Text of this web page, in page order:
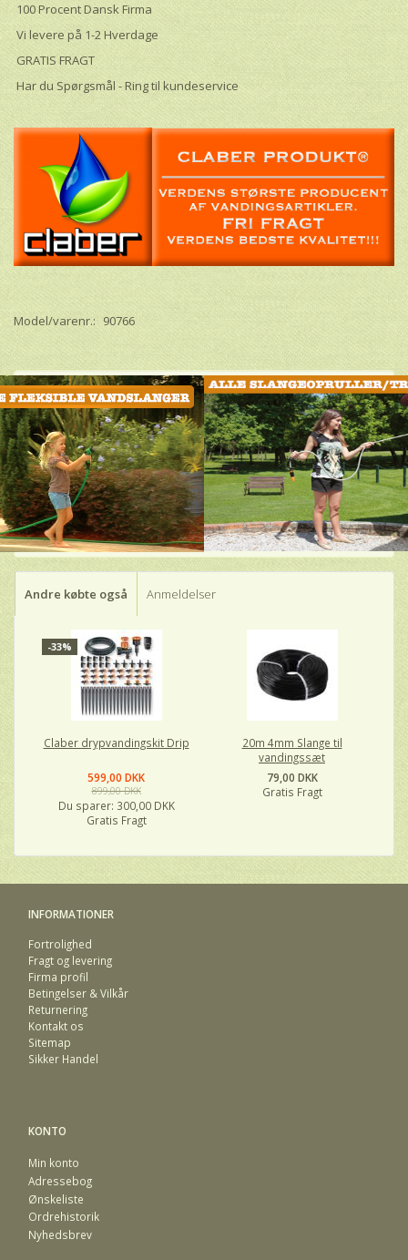
100 Procent Dansk Firma
Vi levere på 1-2 Hverdage
GRATIS FRAGT
Har du Spørgsmål - Ring til kundeservice
Model/varenr.: 90766
Andre købte også Anmeldelser
-33%
Claber drypvandingskit Drip
599,00 DKK
899,00 DKK
Du sparer: 300,00 DKK
Gratis Fragt
20m 4mm Slange til
vandingssæt
79,00 DKK
Gratis Fragt
INFORMATIONER
Fortrolighed
Fragt og levering
Firma profil
Betingelser & Vilkår
Returnering
Kontakt os
Sitemap
Sikker Handel
KONTO
Min konto
Adressebog
Ønskeliste
Ordrehistorik
Nyhedsbrev